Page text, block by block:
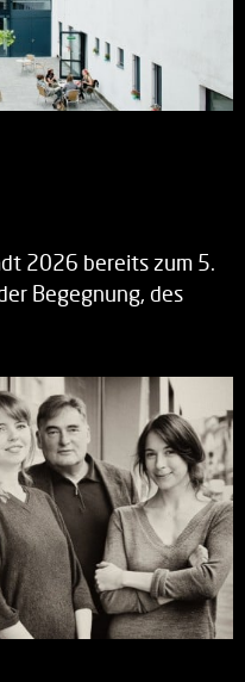
2026 bereits zum 5.
Begegnung, des